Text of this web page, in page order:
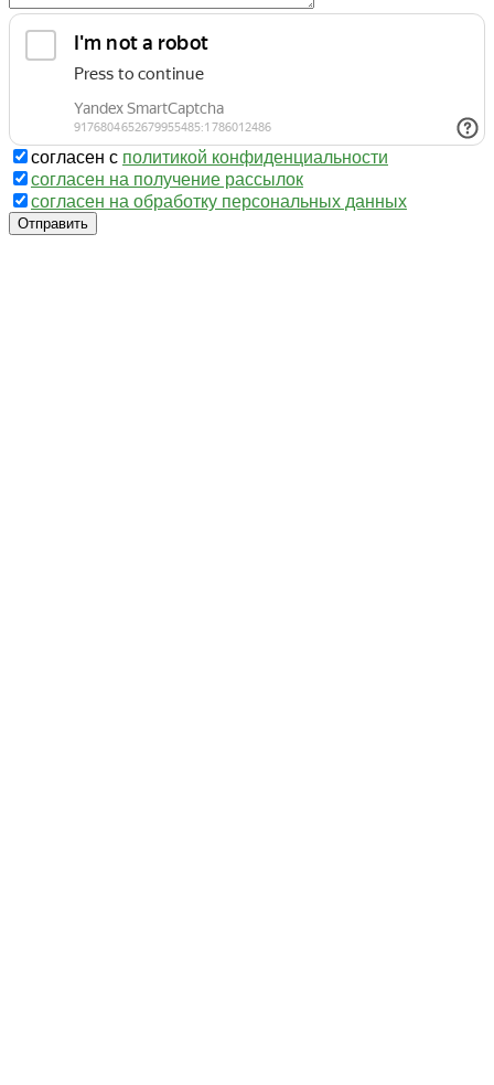
согласен с политикой конфиденциальности
согласен на получение рассылок
согласен на обработку персональных данных
Отправить